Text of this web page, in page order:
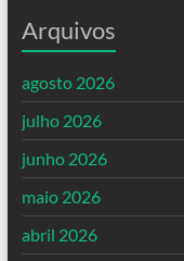
Arquivos
agosto 2026
julho 2026
junho 2026
maio 2026
abril 2026